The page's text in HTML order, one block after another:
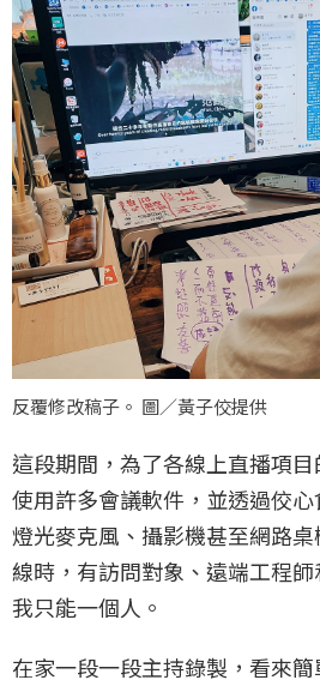
反覆修改稿子。 圖／黃子佼提供
這段期間，為了各線上直播項
使用許多會議軟件，並透過佼
燈光麥克風、攝影機甚至網路
線時，有訪問對象、遠端工程師
我只能一個人。
在家一段一段主持錄製，看來